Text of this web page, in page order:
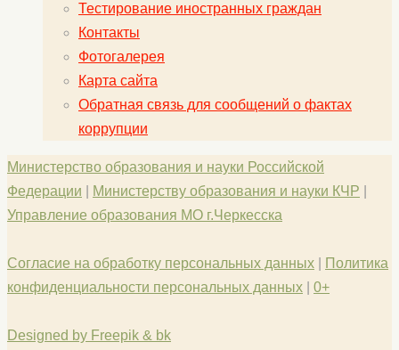
Тестирование иностранных граждан
Контакты
Фотогалерея
Карта сайта
Обратная связь для сообщений о фактах
коррупции
Министерство образования и науки Российской
Федерации
Министерству образования и науки КЧР
Управление образования МО г.Черкесска
Согласие на обработку персональных данных
Политика
конфиденциальности персональных данных
0+
Designed by Freepik & bk